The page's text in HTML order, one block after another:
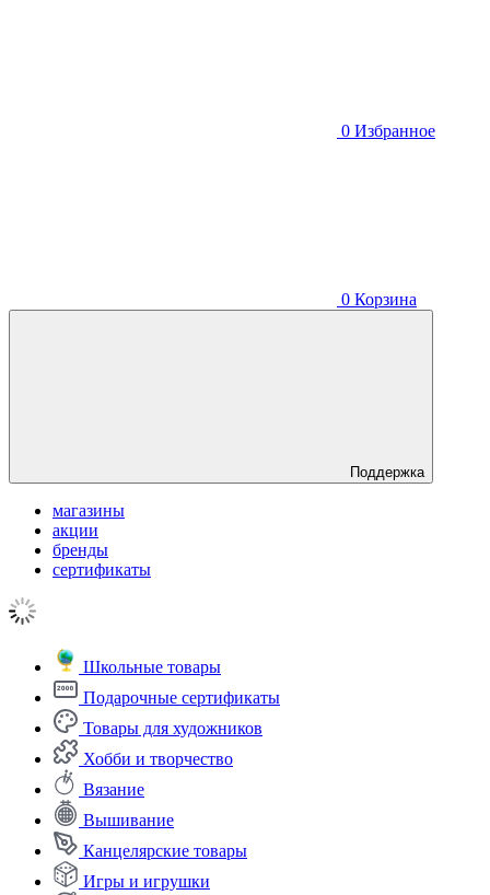
0 Избранное
0 Корзина
Поддержка
магазины
акции
бренды
сертификаты
Школьные товары
Подарочные сертификаты
Товары для художников
Хобби и творчество
Вязание
Вышивание
Канцелярские товары
Игры и игрушки